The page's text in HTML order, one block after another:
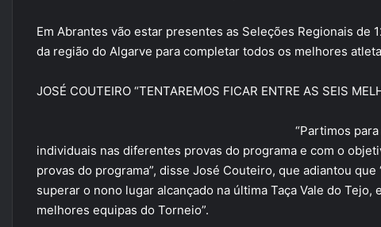
Em Abrantes vão estar presentes as Seleções Regionais de
da região do Algarve para completar todos os melhores
JOSÉ COUTEIRO “TENTAREMOS FICAR ENTRE AS SEIS
“Partimos
individuais nas diferentes provas do programa e com o
provas do programa”, disse José Couteiro, que adiantou
superar o nono lugar alcançado na última Taça Vale do
melhores equipas do Torneio”.